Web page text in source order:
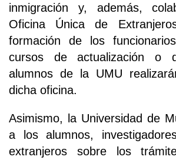
inmigración y, además,
Oficina Única de
formación de los
cursos de actualización o
alumnos de la UMU
dicha oficina.
Asimismo, la Universidad de
a los alumnos,
extranjeros sobre los